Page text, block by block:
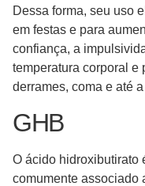
Dessa forma, seu uso
em festas e para
confiança, a
temperatura corporal e
derrames, coma e até
GHB
O ácido hidroxibutirato
comumente associado